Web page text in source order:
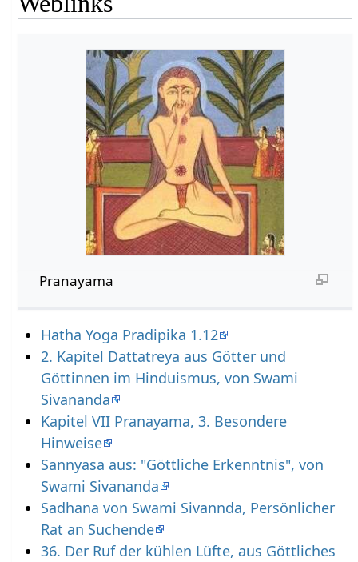
Pranayama
Hatha Yoga Pradipika 1.12
2. Kapitel Dattatreya aus Götter und
Göttinnen im Hinduismus, von Swami
Sivananda
Kapitel VII Pranayama, 3. Besondere
Hinweise
Sannyasa aus: "Göttliche Erkenntnis", von
Swami Sivananda
Sadhana von Swami Sivannda, Persönlicher
Rat an Suchende
36. Der Ruf der kühlen Lüfte, aus Göttliches